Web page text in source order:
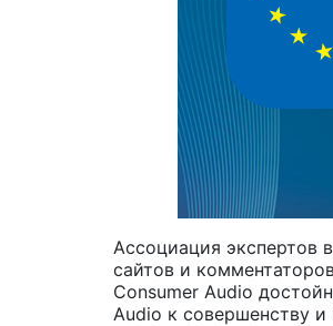
Ассоциация экспертов
сайтов и
Consumer Audio
Audio к совершенству